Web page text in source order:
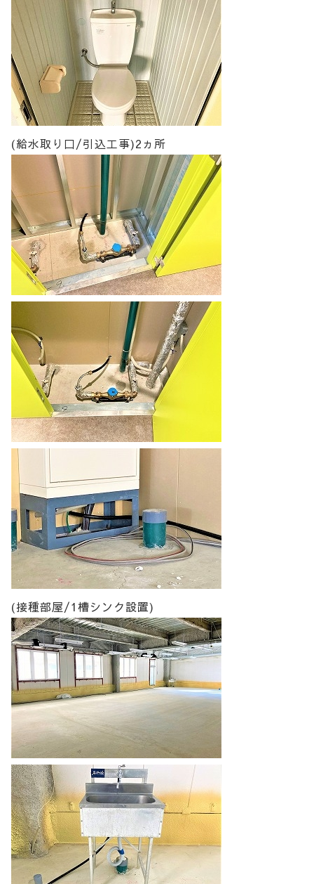
(給水取り口/引込工事)2ヵ所
(接種部屋/1槽シンク設置)